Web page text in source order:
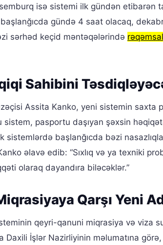
isə sistemi ilk gündən etibarən
gündə 4 saat olacaq,
sərhəd keçid məntəqələrində
Sahibini
Assita Kanko, yeni sistemin saxta
sistem, pasportu daşıyan şəxsin
sistemlərdə başlanğıcda bəzi
əlavə edib: “Sıxlıq və ya texniki
olaraq dayandıra biləcəklər.”
Qarşı Yeni
qeyri-qanuni miqrasiya və viza
Daxili İşlər Nazirliyinin məlumatına görə,